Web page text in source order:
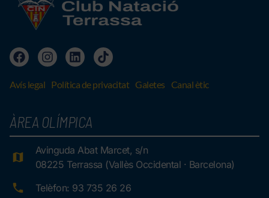
Avís legal Política de privacitat Galetes Canal ètic
ÀREA OLÍMPICA
Avinguda Abat Marcet, s/n
08225 Terrassa (Vallès Occidental · Barcelona)
Telèfon: 93 735 26 26